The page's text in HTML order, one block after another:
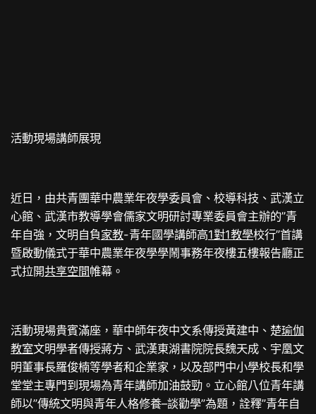
活動現場講師展現
近日，由共青團華中農業年夜學委員會、校導科技、武漢立
心館、武漢市教導學會儒家文明研討專業委員會主辦的”青
年自強，文明自負家教-青年國學講師高1對1教學校行”首講
暨啟動儀式于華中農業年夜學學鬧事務年夜樓五樓報告廳正
式拉開共享空間帷幕。
活動現場貴賓滿座，華中師年夜中文系傳授黃建中、楚瑜伽
教室文明學者傳授蔣方、武漢東湖書院院長魏天成、宇凰文
明董事長羅俊楠等學者和企業家，以及部門中小學校長和學
堂堂主專門到現場為青年講師加油鼓勁。立心館八位青年講
師以”傳統文明與青年人格修養–談勸學”為題，詮釋”青年自